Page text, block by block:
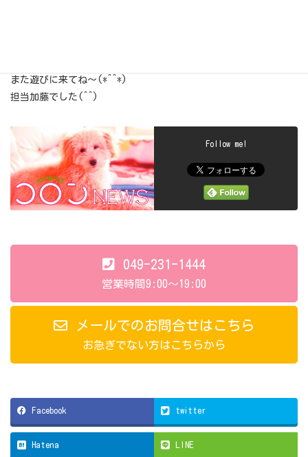
また遊びに来てね～(*^^*)
担当加藤でした(^^)
Follow me!
049-231-1444
営業時間9:00～19:00
メールでのお問合せはこちら
お急ぎでない方はこちらから
Facebook twitter
Hatena LINE